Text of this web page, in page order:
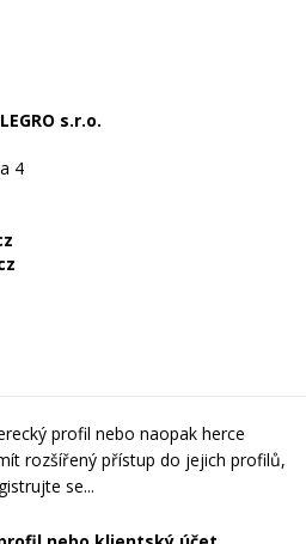
s.r.o.
4
profil nebo naopak herce
rozšířený přístup do jejich profilů,
se...